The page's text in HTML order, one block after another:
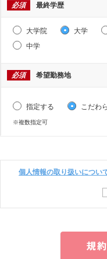
必須 最終学歴
大学院 大学
中学
必須 希望勤務地
指定する こだわ
※複数指定可
個人情報の取り扱いについ